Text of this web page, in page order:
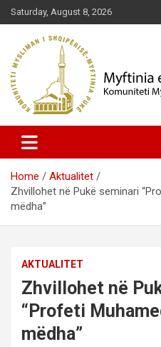
Skip
to
content
Saturday, August 8, 2026
Myftinia Pukë
Home
Aktualitet
Zhvillohet në Pukë seminari
mëdha”
AKTUALITET
Zhvillohet në
“Profeti
mëdha”